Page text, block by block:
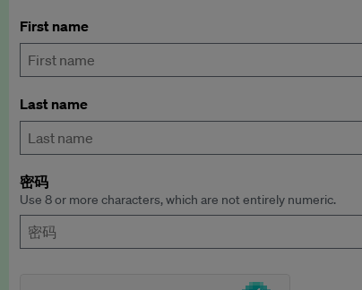
First name
Last name
密码
Use 8 or more characters, which are not entirely numeric.